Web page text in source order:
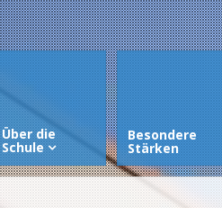
Über die
Schule
Besondere
Stärken